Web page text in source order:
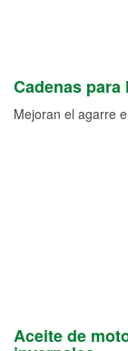
Cadenas
Mejoran el agarre
Aceite de